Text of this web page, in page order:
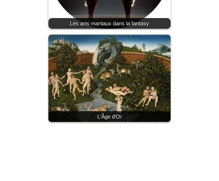
Les arts martiaux dans la fantasy
L'Âge d'Or